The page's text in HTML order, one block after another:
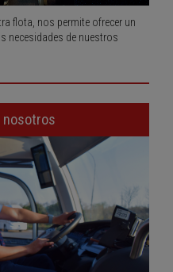
flota, nos permite ofrecer un
necesidades de nuestros
nosotros